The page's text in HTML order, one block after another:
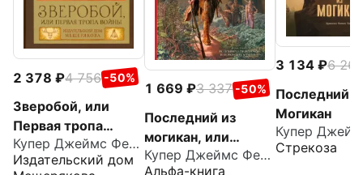
2 378 4 756 -50%
Зверобой, или
Первая тропа
войны
Купер Джеймс Фенимор
Издательский дом
1 669 3 337 -50%
Последний из
могикан, или
Повествование о Купер Джеймс Фенимор
Альфа-книга
3 134
6 267
Последний
Могикан
Стрекоза